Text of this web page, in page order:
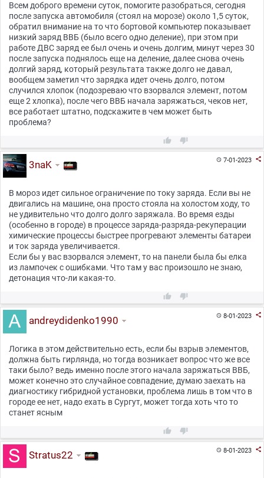
Всем доброго времени суток, помогите разобраться, сегодня
после запуска автомобиля (стоял на морозе) около 1,5 суток,
обратил внимание на то что бортовой компьютер показывает
низкий заряд ВВБ (было всего одно деление), при этом при
работе ДВС заряд ее был очень и очень долгим, минут через 30
после запуска поднялось еще на деление, далее снова очень
долгий заряд, который результата также долго не давал,
вообщем заметил что зарядка идет очень долго, потом
случился хлопок (подозреваю что взорвался элемент, потом
еще 2 хлопка), после чего ВВБ начала заряжаться, чеков нет,
все работает штатно, подскажите в чем может быть
проблема?
 
7-01-2023 
3naK
В мороз идет сильное ограничение по току заряда. Если вы не
двигались на машине, она просто стояла на холостом ходу, то
не удивительно что долго долго заряжала. Во время езды
(особенно в городе) в процессе заряда-разряда-рекуперации
химические процессы быстрее прогревают элементы батареи
и ток заряда увеличивается.
Если бы у вас взорвался элемент, то на панели была бы елка
из лампочек с ошибками. Что там у вас произошло не знаю,
детонация что-ли какая-то.
 
8-01-2023 
andreydidenko1990
Логика в этом действительно есть, если бы взрыв элементов,
должна быть гирлянда, но тогда возникает вопрос что же все
таки было? ведь именно после этого начала заряжаться ВВБ,
может конечно это случайное совпадение, думаю заехать на
диагностику гибридной установки, проблема лишь в том что в
городе ее нет, надо ехать в Сургут, может тогда хоть что то
станет ясным
 
8-01-2023 
Stratus22